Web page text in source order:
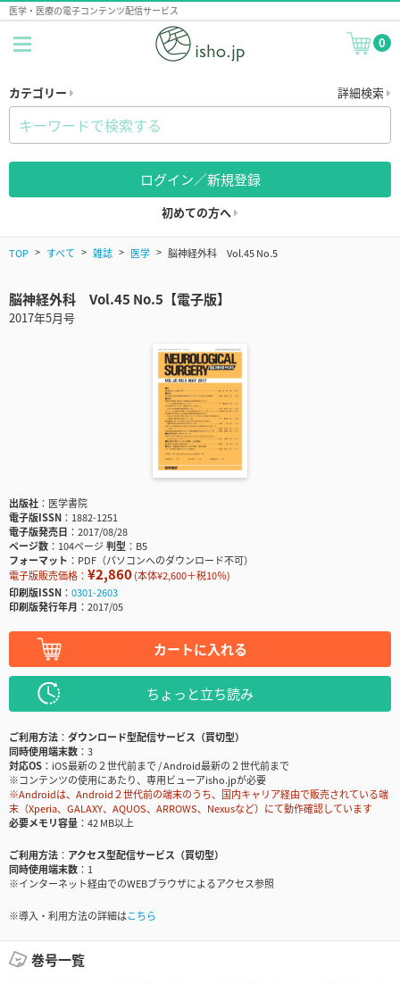
医学・医療の電子コンテンツ配信サービス
0
カテゴリー 詳細検索
ログイン／新規登録
初めての方へ
TOP すべて 雑誌 医学 脳神経外科 Vol.45 No.5
脳神経外科 Vol.45 No.5【電子版】
2017年5月号
出版社
医学書院
電子版ISSN
1882-1251
電子版発売日
2017/08/28
ページ数
104ページ判型
B5
フォーマット
PDF（パソコンへのダウンロード不可）
電子版販売価格： ¥2,860(本体¥2,600＋税10％)
印刷版ISSN
0301-2603
印刷版発行年月
2017/05
カートに入れる
ちょっと立ち読み
ご利用方法
ダウンロード型配信サービス（買切型）
同時使用端末数
3
対応OS
iOS最新の２世代前まで / Android最新の２世代前まで
※コンテンツの使用にあたり、専用ビューアisho.jpが必要
※Androidは、Android２世代前の端末のうち、国内キャリア経由で販売されている端
末（Xperia、GALAXY、AQUOS、ARROWS、Nexusなど）にて動作確認しています
必要メモリ容量
42 MB以上
ご利用方法
アクセス型配信サービス（買切型）
同時使用端末数
1
※インターネット経由でのWEBブラウザによるアクセス参照
※導入・利用方法の詳細はこちら
巻号一覧